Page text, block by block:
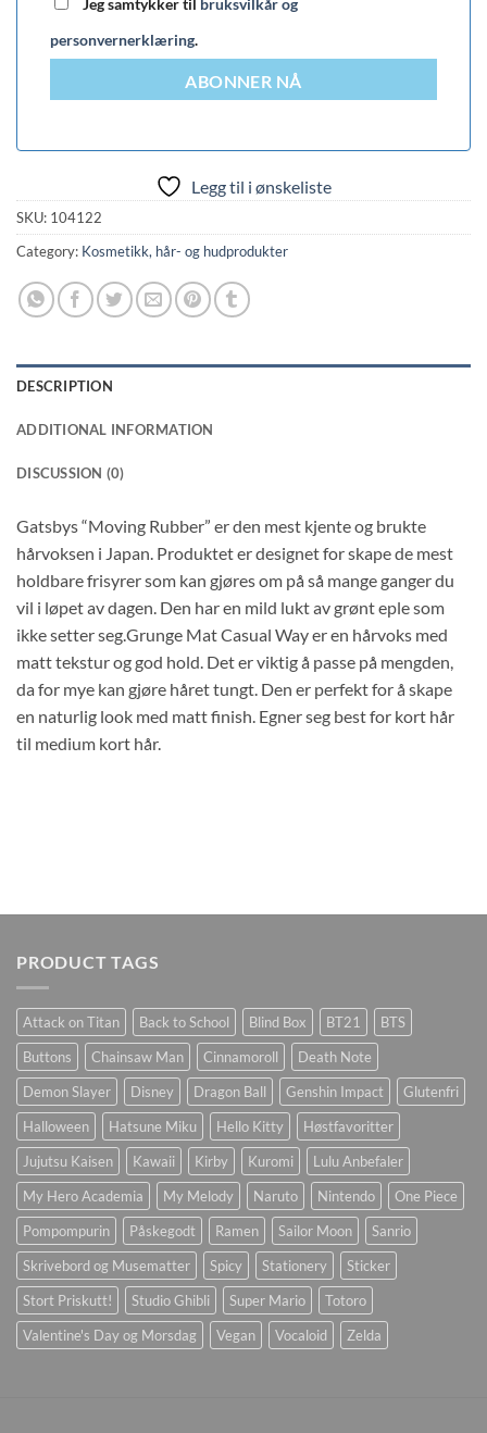
personvernerklæring.
ABONNER NÅ
Legg til i ønskeliste
SKU: 104122
Category: Kosmetikk, hår- og hudprodukter
DESCRIPTION
ADDITIONAL INFORMATION
DISCUSSION (0)
Gatsbys “Moving Rubber” er den mest kjente og brukte
hårvoksen i Japan. Produktet er designet for skape de mest
holdbare frisyrer som kan gjøres om på så mange ganger du
vil i løpet av dagen. Den har en mild lukt av grønt eple som
ikke setter seg.Grunge Mat Casual Way er en hårvoks med
matt tekstur og god hold. Det er viktig å passe på mengden,
da for mye kan gjøre håret tungt. Den er perfekt for å skape
en naturlig look med matt finish. Egner seg best for kort hår
til medium kort hår.
PRODUCT TAGS
Attack on Titan Back to School Blind Box BT21
BTS
Buttons
Chainsaw Man Cinnamoroll
Death Note
Demon Slayer
Disney Dragon Ball Genshin Impact
Glutenfri
Halloween
Hatsune Miku Hello Kitty
Høstfavoritter
Jujutsu Kaisen
Kawaii Kirby Kuromi
Lulu Anbefaler
My Hero Academia
My Melody Naruto Nintendo
One Piece
Pompompurin
Påskegodt Ramen Sailor Moon
Sanrio
Skrivebord og Musematter
Spicy Stationery
Sticker
Stort Priskutt!
Studio Ghibli Super Mario
Totoro
Valentine's Day og Morsdag
Vegan Vocaloid Zelda